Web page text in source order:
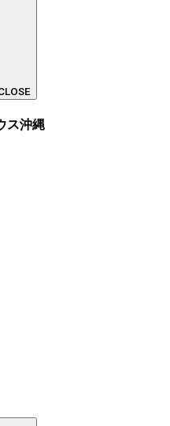
ス沖縄